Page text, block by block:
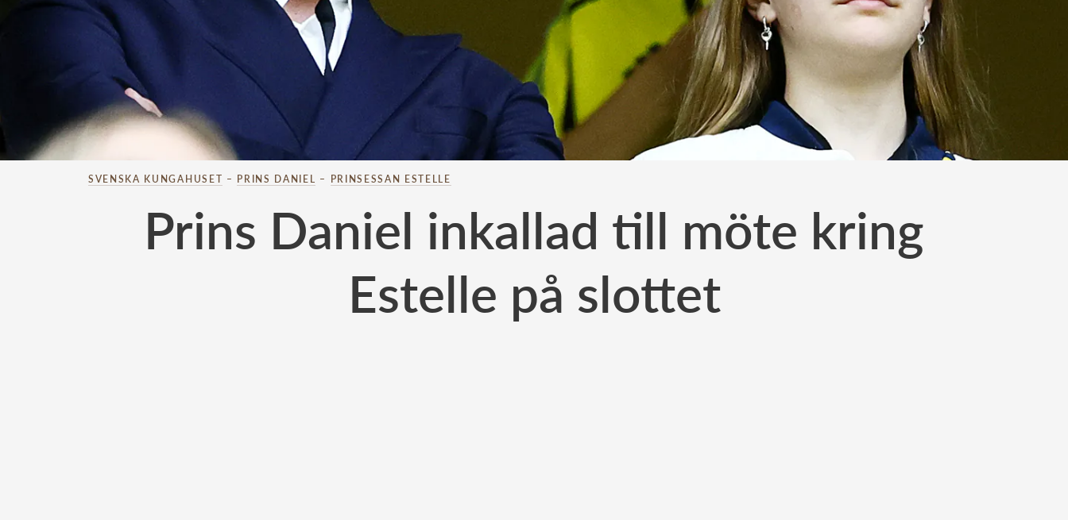
SVENSKA KUNGAHUSET – PRINS DANIEL – PRINSESSAN ESTELLE
Prins Daniel inkallad till möte kring
Estelle på slottet